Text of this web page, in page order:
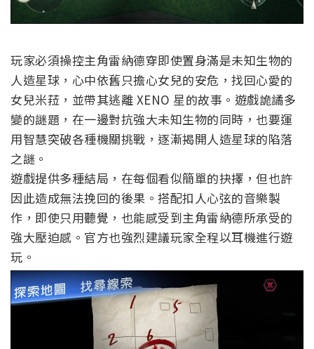
玩家必須操控主角雷納德穿即使置身滿是未知生物的
人造星球，心中依舊只擔心女兒的安危，找回心愛的
女兒米菈，並帶其逃離 XENO 星的故事。遊戲詭譎多
變的謎題，在一邊對抗強大未知生物的同時，也要運
用智慧突破各種機關挑戰，逐漸揭開人造星球的陷落
之謎。
遊戲提供多種結局，在每個看似簡單的抉擇，但也許
因此造成無法挽回的後果。搭配扣人心弦的音樂製
作，即使只用聽覺，也能感受到主角雷納德所承受的
強大壓迫感。官方也強烈建議玩家全程以耳機進行遊
玩。